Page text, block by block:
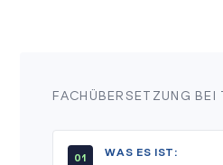
FACHÜBERSETZUNG
WAS ES IST: